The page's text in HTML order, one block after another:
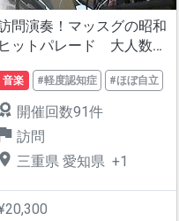
問演奏！マッスグの昭和
ヒットパレード 大人数対
音楽 #軽度認知症 #ほぼ自立
開催回数91件
訪問
三重県 愛知県 +1